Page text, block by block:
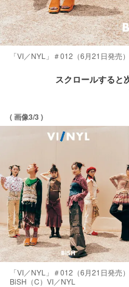
「VI／NYL」＃012（6月21日発売
スクロールすると
( 画像3/3 )
「VI／NYL」＃012（6月21日発売
BiSH（C）VI／NYL